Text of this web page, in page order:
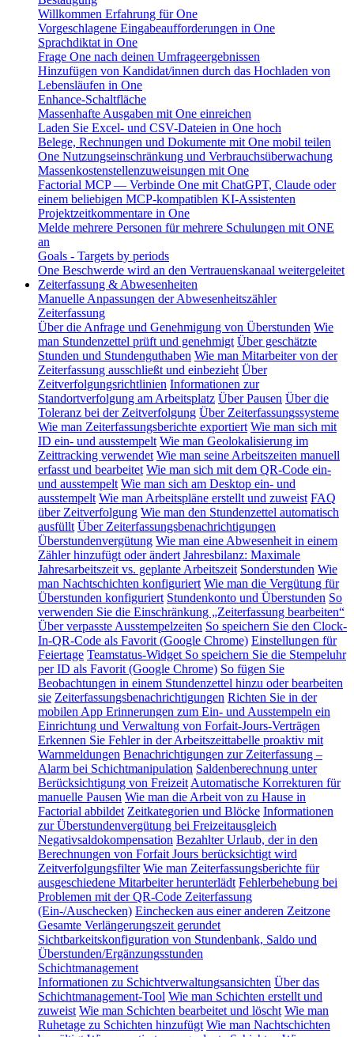
Willkommen Erfahrung für One
Vorgeschlagene Eingabeaufforderungen in One
Sprachdiktat in One
Frage One nach deinen Umfrageergebnissen
Hinzufügen von Kandidat/innen durch das Hochladen von
Lebensläufen in One
Enhance-Schaltfläche
Massenhafte Ausgaben mit One einreichen
Laden Sie Excel- und CSV-Dateien in One hoch
Belege, Rechnungen und Dokumente mit One mobil teilen
One Nutzungseinschränkung und Verbrauchsüberwachung
Massenkostenstellenzuweisungen mit One
Factorial MCP — Verbinde One mit ChatGPT, Claude oder
einem beliebigen MCP-kompatiblen KI-Assistenten
Projektzeitkommentare in One
Melde mehrere Personen für mehrere Schulungen mit ONE
an
Goals - Targets by periods
One Beschwerde wird an den Vertrauenskanaal weitergeleitet
Zeiterfassung & Abwesenheiten
Manuelle Anpassungen der Abwesenheitszähler
Zeiterfassung
Über die Anfrage und Genehmigung von Überstunden Wie
man Stundenzettel prüft und genehmigt Über geschätzte
Stunden und Stundenguthaben Wie man Mitarbeiter von der
Zeiterfassung ausschließt und einbezieht Über
Zeitverfolgungsrichtlinien Informationen zur
Standortverfolgung am Arbeitsplatz Über Pausen Über die
Toleranz bei der Zeitverfolgung Über Zeiterfassungssysteme
Wie man Zeiterfassungsberichte exportiert Wie man sich mit
ID ein- und ausstempelt Wie man Geolokalisierung im
Zeittracking verwendet Wie man seine Arbeitszeiten manuell
erfasst und bearbeitet Wie man sich mit dem QR-Code ein-
und ausstempelt Wie man sich am Desktop ein- und
ausstempelt Wie man Arbeitspläne erstellt und zuweist FAQ
über Zeitverfolgung Wie man den Stundenzettel automatisch
ausfüllt Über Zeiterfassungsbenachrichtigungen
Überstundenvergütung Wie man eine Abwesenheit in einem
Zähler hinzufügt oder ändert Jahresbilanz: Maximale
Jahresarbeitszeit vs. geplante Arbeitszeit Sonderstunden Wie
man Nachtschichten konfiguriert Wie man die Vergütung für
Überstunden konfiguriert Stundenkonto und Überstunden So
verwenden Sie die Einschränkung „Zeiterfassung bearbeiten“
Über verpasste Ausstempelzeiten So speichern Sie den Clock-
In-QR-Code als Favorit (Google Chrome) Einstellungen für
Feiertage Teamstatus-Widget So speichern Sie die Stempeluhr
per ID als Favorit (Google Chrome) So fügen Sie
Beobachtungen in einem Stundenzettel hinzu oder bearbeiten
sie Zeiterfassungsbenachrichtigungen Richten Sie in der
mobilen App Erinnerungen zum Ein- und Ausstempeln ein
Einrichtung und Verwaltung von Forfait-Jours-Verträgen
Erkennen Sie Fehler in der Arbeitszeittabelle proaktiv mit
Warnmeldungen Benachrichtigungen zur Zeiterfassung –
Alarm bei Schichtmanipulation Saldenberechnung unter
Berücksichtigung von Freizeit Automatische Korrekturen für
manuelle Pausen Wie man die Arbeit von zu Hause in
Factorial abbildet Zeitkategorien und Blöcke Informationen
zur Überstundenvergütung bei Freizeitausgleich
Negativsaldokompensation Bezahlter Urlaub, der in den
Berechnungen von Forfait Jours berücksichtigt wird
Zeitverfolgungsfilter Wie man Zeiterfassungsberichte für
ausgeschiedene Mitarbeiter herunterlädt Fehlerbehebung bei
Problemen mit der QR-Code Zeiterfassung
(Ein-/Auschecken) Einchecken aus einer anderen Zeitzone
Gesamte Verlängerungszeit gerundet
Sichtbarkeitskonfiguration von Stundenbank, Saldo und
Überstunden/Ergänzungsstunden
Schichtmanagement
Informationen zu Schichtverwaltungsansichten Über das
Schichtmanagement-Tool Wie man Schichten erstellt und
zuweist Wie man Schichten bearbeitet und löscht Wie man
Ruhetage zu Schichten hinzufügt Wie man Nachtschichten